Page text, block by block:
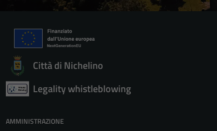
Città di Nichelino
Legality whistleblowing
AMMINISTRAZIONE